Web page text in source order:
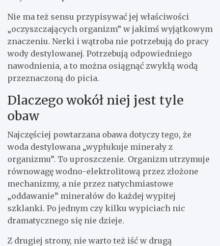
Nie ma też sensu przypisywać jej właściwości
„oczyszczających organizm” w jakimś wyjątkowym
znaczeniu. Nerki i wątroba nie potrzebują do pracy
wody destylowanej. Potrzebują odpowiedniego
nawodnienia, a to można osiągnąć zwykłą wodą
przeznaczoną do picia.
Dlaczego wokół niej jest tyle
obaw
Najczęściej powtarzana obawa dotyczy tego, że
woda destylowana „wypłukuje minerały z
organizmu”. To uproszczenie. Organizm utrzymuje
równowagę wodno-elektrolitową przez złożone
mechanizmy, a nie przez natychmiastowe
„oddawanie” minerałów do każdej wypitej
szklanki. Po jednym czy kilku wypiciach nic
dramatycznego się nie dzieje.
Z drugiej strony, nie warto też iść w drugą